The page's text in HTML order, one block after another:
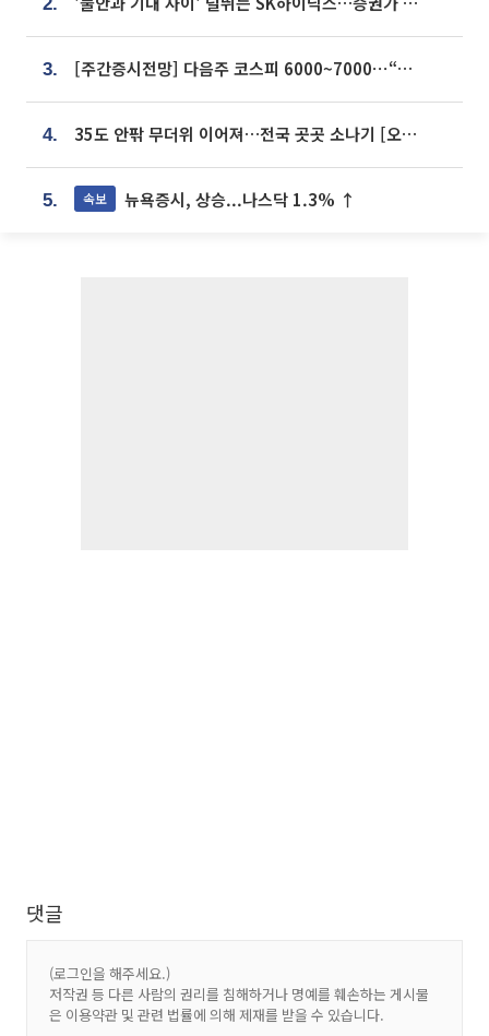
3. [주간증시전망] 다음주 코스피 6000~7000⋯“外人 수급은 정책이 변수”
4. 35도 안팎 무더위 이어져…전국 곳곳 소나기 [오늘 날씨]
5. 속보 뉴욕증시, 상승...나스닥 1.3% ↑
댓글